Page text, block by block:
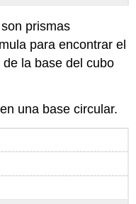
prismas
para encontrar el
la base del cubo
una base circular.